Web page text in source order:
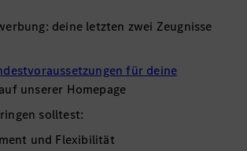
deine letzten zwei Zeugnisse
für deine
unserer Homepage
solltest:
und Flexibilität